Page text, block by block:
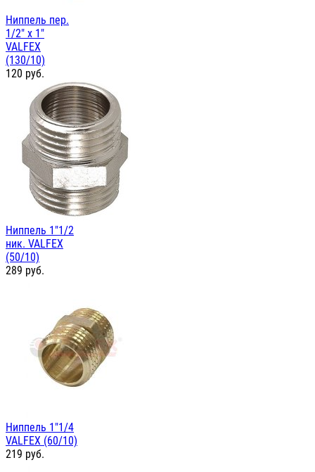
Ниппель пер.
1/2" х 1"
VALFEX
(130/10)
120 руб.
Ниппель 1"1/2
ник. VALFEX
(50/10)
289 руб.
Ниппель 1"1/4
VALFEX (60/10)
219 руб.